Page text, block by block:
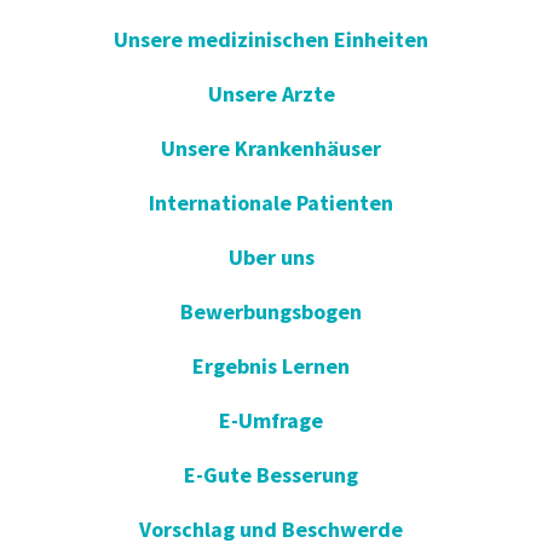
Unsere medizinischen Einheiten
Unsere Arzte
Unsere Krankenhäuser
Internationale Patienten
Uber uns
Bewerbungsbogen
Ergebnis Lernen
E-Umfrage
E-Gute Besserung
Vorschlag und Beschwerde